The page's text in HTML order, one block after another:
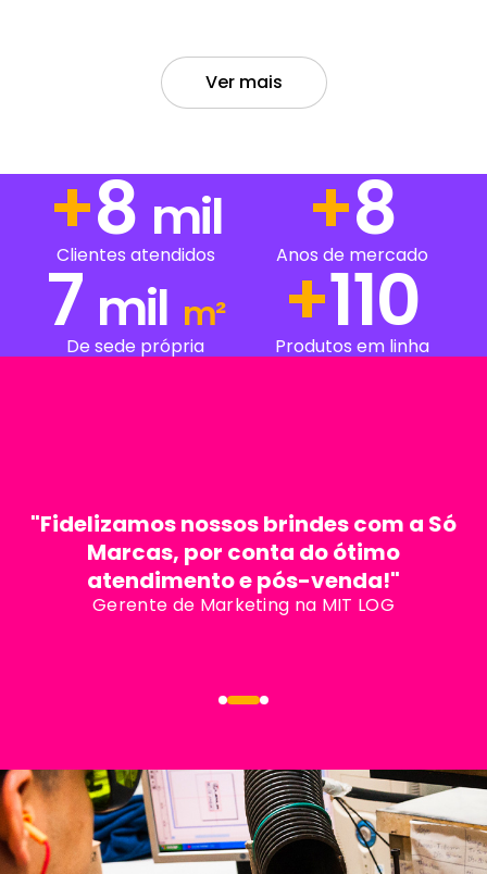
Ver mais
+13 mil
Clientes atendidos +13
Anos de mercado
7 mil m²
De sede própria +201
Produtos em linha
"Fidelizamos nossos brindes com a Só
Marcas, por conta do ótimo
atendimento e pós-venda!"
Gerente de Marketing na MIT LOG